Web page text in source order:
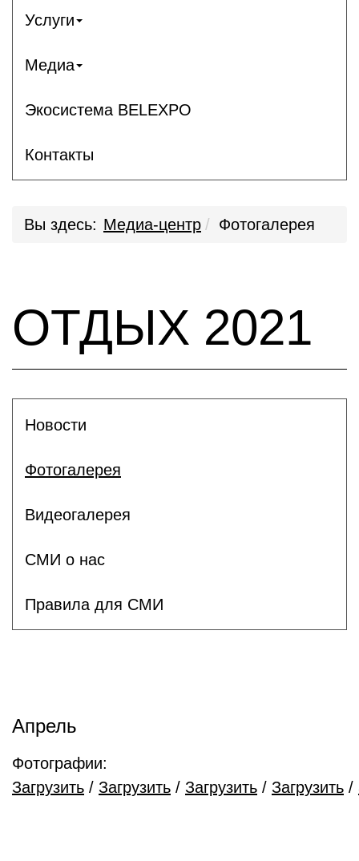
Услуги
Медиа
Экосистема BELEXPO
Контакты
Вы здесь: Медиа-центр Фотогалерея
ОТДЫХ 2021
Новости
Фотогалерея
Видеогалерея
СМИ о нас
Правила для СМИ
Апрель
Фотографии:
Загрузить / Загрузить / Загрузить / Загрузить /